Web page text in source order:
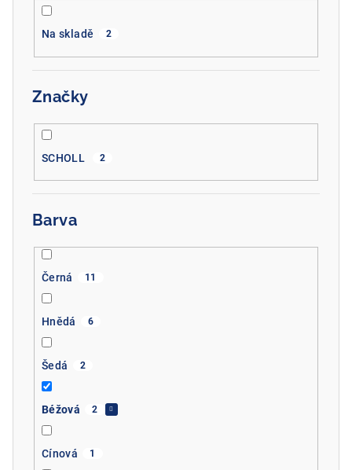
Na skladě 2
Značky
SCHOLL 2
Barva
Černá 11
Hnědá 6
Šedá 2
Béžová 2
Cínová 1